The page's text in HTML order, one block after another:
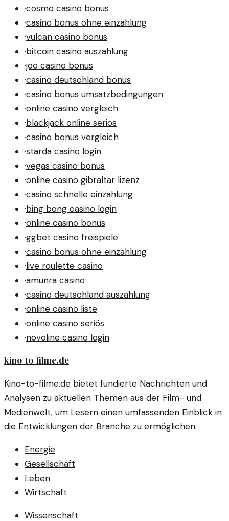
·cosmo casino bonus
·casino bonus ohne einzahlung
·vulcan casino bonus
·bitcoin casino auszahlung
·joo casino bonus
·casino deutschland bonus
·casino bonus umsatzbedingungen
·online casino vergleich
·blackjack online seriös
·casino bonus vergleich
·starda casino login
·vegas casino bonus
·online casino gibraltar lizenz
·casino schnelle einzahlung
·bing bong casino login
·online casino bonus
·ggbet casino freispiele
·casino bonus ohne einzahlung
·live roulette casino
·amunra casino
·casino deutschland auszahlung
·online casino liste
·online casino seriös
·novoline casino login
kino-to-filme.de
Kino-to-filme.de bietet fundierte Nachrichten und
Analysen zu aktuellen Themen aus der Film- und
Medienwelt, um Lesern einen umfassenden Einblick in
die Entwicklungen der Branche zu ermöglichen.
Energie
Gesellschaft
Leben
Wirtschaft
Wissenschaft